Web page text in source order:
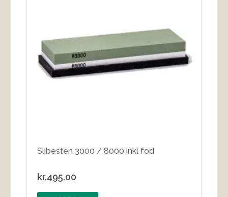
Slibesten 3000 / 8000 inkl fod
kr.495.00